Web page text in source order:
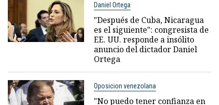
Daniel Ortega
"Después de Cuba, Nicaragua
es el siguiente": congresista de
EE. UU. responde a insólito
anuncio del dictador Daniel
Ortega
Oposicion venezolana
"No puedo tener confianza en